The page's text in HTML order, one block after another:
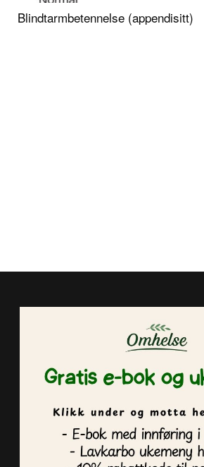
Blindtarmbetennelse (appendisitt)